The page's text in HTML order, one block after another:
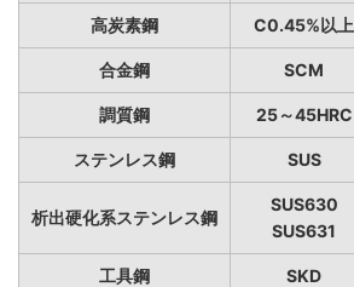
高炭素鋼 C0.45%以上
合金鋼 SCM
調質鋼 25～45HRC
ステンレス鋼 SUS
析出硬化系ステンレス鋼
SUS630
SUS631
工具鋼 SKD